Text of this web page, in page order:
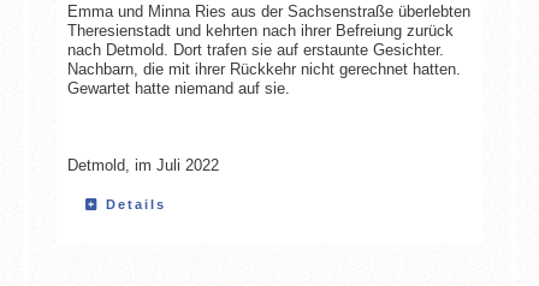
Emma und Minna Ries aus der Sachsenstraße überlebten
Theresienstadt und kehrten nach ihrer Befreiung zurück
nach Detmold. Dort trafen sie auf erstaunte Gesichter.
Nachbarn, die mit ihrer Rückkehr nicht gerechnet hatten.
Gewartet hatte niemand auf sie.
Detmold, im Juli 2022
Details